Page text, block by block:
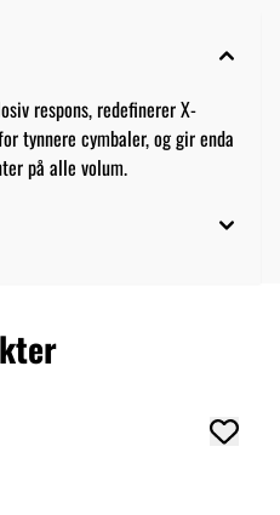
respons, redefinerer X-
tynnere cymbaler, og gir enda
på alle volum.